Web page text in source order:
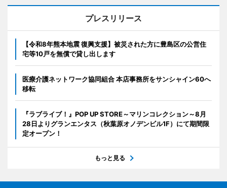
プレスリリース
【令和8年熊本地震 復興支援】被災された方に豊島区の公営住
宅等10戸を無償で貸し出します
医療介護ネットワーク協同組合 本店事務所をサンシャイン60へ
移転
『ラブライブ！』POP UP STORE～マリンコレクション～8月
28日よりグランエンタス（秋葉原オノデンビル1F）にて期間限
定オープン！
もっと見る